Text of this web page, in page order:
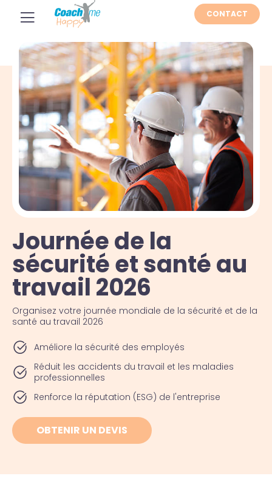
CONTACT
Journée de la
sécurité et santé au
travail 2026
Organisez votre journée mondiale de la sécurité et de la
santé au travail 2026
Améliore la sécurité des employés
Réduit les accidents du travail et les maladies
professionnelles
Renforce la réputation (ESG) de l'entreprise
OBTENIR UN DEVIS